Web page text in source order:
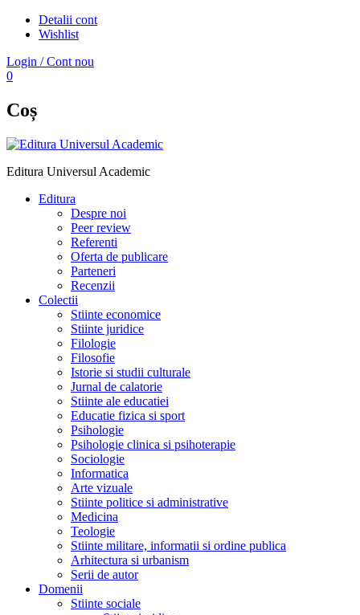
Detalii cont
Wishlist
Login / Cont nou
0
Coș
Editura Universul Academic
Editura
Despre noi
Peer review
Referenti
Oferta de publicare
Parteneri
Recenzii
Colectii
Stiinte economice
Stiinte juridice
Filologie
Filosofie
Istorie si studii culturale
Jurnal de calatorie
Stiinte ale educatiei
Educatie fizica si sport
Psihologie
Psihologie clinica si psihoterapie
Sociologie
Informatica
Arte vizuale
Stiinte politice si administrative
Medicina
Teologie
Stiinte militare, informatii si ordine publica
Arhitectura si urbanism
Serii de autor
Domenii
Stiinte sociale